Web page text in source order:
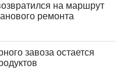
на маршрут
ремонта
завоза остается